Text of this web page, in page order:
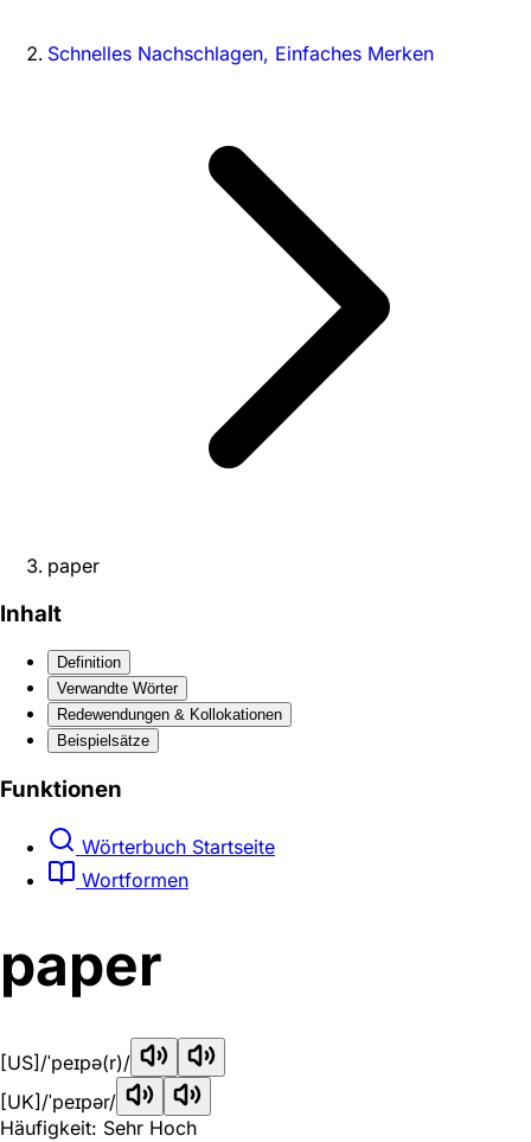
Schnelles Nachschlagen, Einfaches Merken
paper
Inhalt
Definition
Verwandte Wörter
Redewendungen & Kollokationen
Beispielsätze
Funktionen
Wörterbuch Startseite
Wortformen
paper
[US] /ˈpeɪpə(r)/
[UK] /ˈpeɪpər/
Häufigkeit: Sehr Hoch